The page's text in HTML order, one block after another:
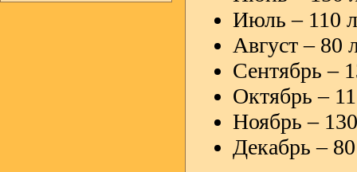
Июль – 110
Август – 80
Сентябрь –
Октябрь –
Ноябрь –
Декабрь –